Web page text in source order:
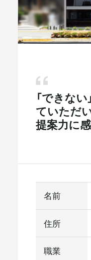
個別相談申し
「できない
ていただ
提案力に
名前
住所
職業